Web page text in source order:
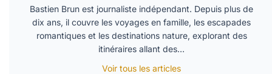
Bastien Brun est journaliste indépendant. Depuis plus de
dix ans, il couvre les voyages en famille, les escapades
romantiques et les destinations nature, explorant des
itinéraires allant des…
Voir tous les articles